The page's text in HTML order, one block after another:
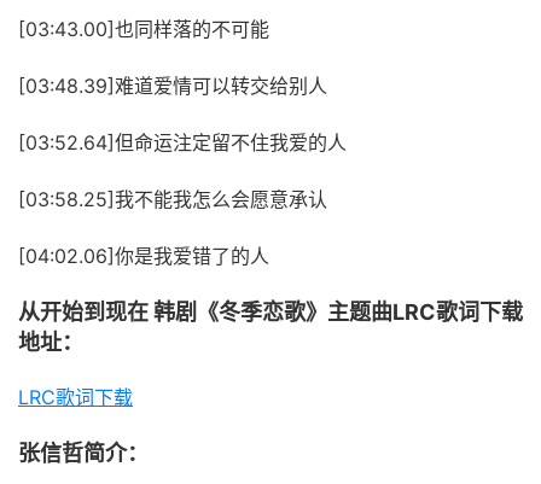
[03:43.00]也同样落的不可能
[03:48.39]难道爱情可以转交给别人
[03:52.64]但命运注定留不住我爱的人
[03:58.25]我不能我怎么会愿意承认
[04:02.06]你是我爱错了的人
从开始到现在 韩剧《冬季恋歌》主题曲LRC歌词下载
地址：
LRC歌词下载
张信哲简介：